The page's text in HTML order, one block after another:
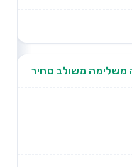
משלימה משולב סחיר